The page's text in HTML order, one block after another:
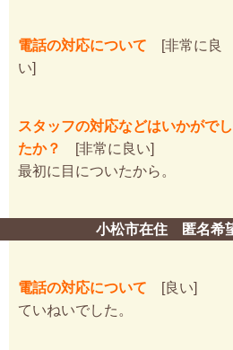
電話の対応について [非常に良
い]
スタッフの対応などはいかがでし
たか？
[非常に良い]
最初に目についたから。
小松市在住 匿名希
電話の対応について [良い]
ていねいでした。